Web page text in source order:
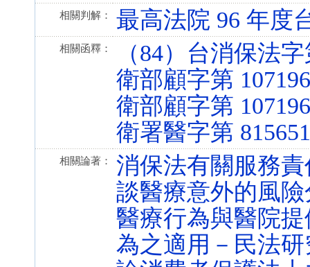
相關判解： 最高法院 96 年度
相關函釋：
（84）台消保法
衛部顧字第
衛部顧字第
衛署醫字第
相關論著：
消保法有關服務
談醫療意外的風
醫療行為與醫院
為之適用－民法